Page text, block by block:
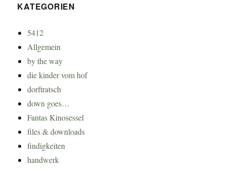
KATEGORIEN
5412
Allgemein
by the way
die kinder vom hof
dorftratsch
down goes…
Fantas Kinosessel
files & downloads
findigkeiten
handwerk